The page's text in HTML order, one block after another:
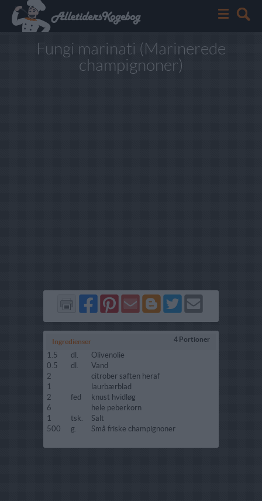
Fungi marinati (Marinerede
champignoner)
Del
på
Facebook
Del
på
Pinterest
Send
via
GMail
Del
på
Blogger
Del
på
Twitter
Send
Ingredienser 4 Portioner
1.5 dl.
Olivenolie
0.5
dl.
Vand
2
citrober saften heraf
1
laurbærblad
2
fed
knust hvidløg
6
hele peberkorn
1
tsk.
Salt
500
g. Små friske champignoner